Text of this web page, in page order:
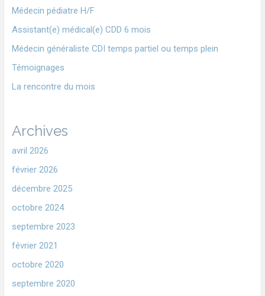
Médecin pédiatre H/F
Assistant(e) médical(e) CDD 6 mois
Médecin généraliste CDI temps partiel ou temps plein
Témoignages
La rencontre du mois
Archives
avril 2026
février 2026
décembre 2025
octobre 2024
septembre 2023
février 2021
octobre 2020
septembre 2020